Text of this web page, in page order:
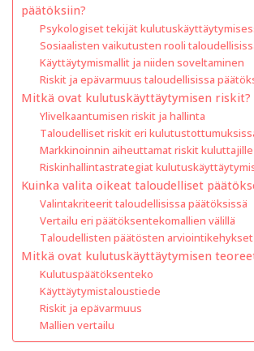
päätöksiin?
Psykologiset tekijät
Sosiaalisten vaikutusten rooli
Käyttäytymismallit ja niiden soveltaminen
Riskit ja epävarmuus taloudellisissa
Mitkä ovat kulutuskäyttäytymisen riskit?
Ylivelkaantumisen riskit ja hallinta
Taloudelliset riskit eri
Markkinoinnin aiheuttamat riskit kuluttajille
Riskinhallintastrategiat
Kuinka valita oikeat taloudelliset
Valintakriteerit taloudellisissa päätöksissä
Vertailu eri päätöksentekomallien välillä
Taloudellisten päätösten arviointikehykset
Mitkä ovat kulutuskäyttäytymisen
Kulutuspäätöksenteko
Käyttäytymistaloustiede
Riskit ja epävarmuus
Mallien vertailu